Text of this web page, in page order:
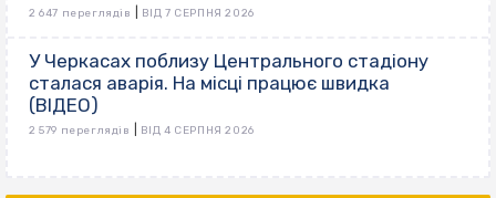
2 647 переглядів ВІД 7 СЕРПНЯ 2026
У Черкасах поблизу Центрального стадіону
сталася аварія. На місці працює швидка
(ВІДЕО)
2 579 переглядів ВІД 4 СЕРПНЯ 2026